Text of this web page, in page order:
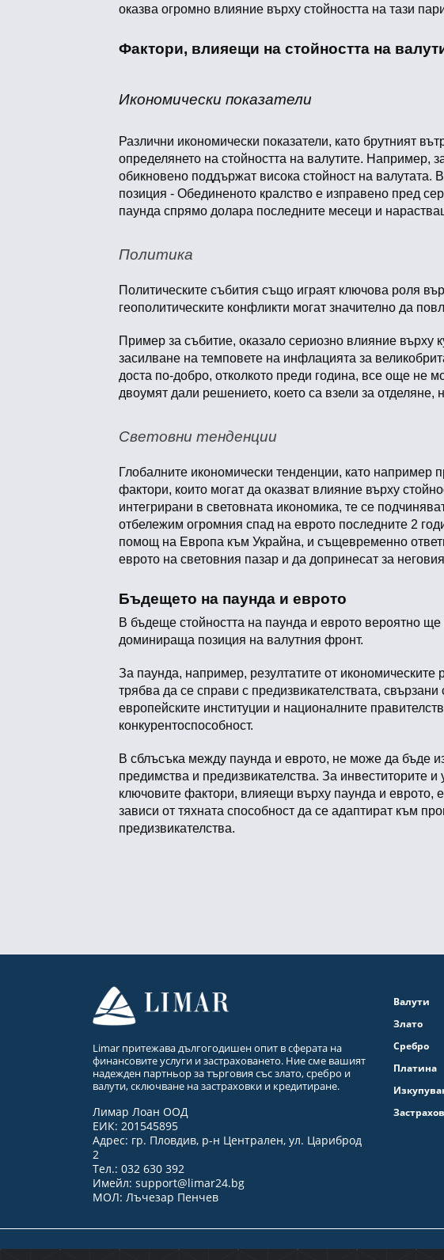
оказва огромно влияние върху стойността на тази
Фактори, влияещи на стойността на
Икономически показатели
Различни икономически показатели, като брутният
определянето на стойността на валутите. Например,
обикновено поддържат висока стойност на
позиция - Обединеното кралство е изправено пред
паунда спрямо долара последните месеци и
Политика
Политическите събития също играят ключова роля
геополитическите конфликти могат значително да
Пример за събитие, оказало сериозно влияние върху
засилване на темповете на инфлацията за
доста по-добро, отколкото преди година, все още не
двоумят дали решението, което са взели за отделяне,
Световни тенденции
Глобалните икономически тенденции, като например
фактори, които могат да оказват влияние върху
интегрирани в световната икономика, те се
отбележим огромния спад на еврото последните 2
помощ на Европа към Украйна, и същевременно
еврото на световния пазар и да допринесат за
Бъдещето на паунда и еврото
В бъдеще стойността на паунда и еврото вероятно
доминираща позиция на валутния фронт.
За паунда, например, резултатите от
трябва да се справи с предизвикателствата,
европейските институции и националните
конкурентоспособност.
В сблъсъка между паунда и еврото, не може да бъде
предимства и предизвикателства. За инвеститорите
ключовите фактори, влияещи върху паунда и еврото,
зависи от тяхната способност да се адаптират към
предизвикателства.
Limar притежава дългогодишен опит в сферата на
финансовите услуги и застраховането. Ние сме вашият
надежден партньор за търговия със злато, сребро и
валути, сключване на застраховки и кредитиране.
Лимар Лоан ООД
ЕИК: 201545895
Адрес: гр. Пловдив, р-н Централен, ул. Цариброд
2
Тел.: 032 630 392
Имейл: support@limar24.bg
МОЛ: Лъчезар Пенчев
Валути
Злато
Сребро
Платина